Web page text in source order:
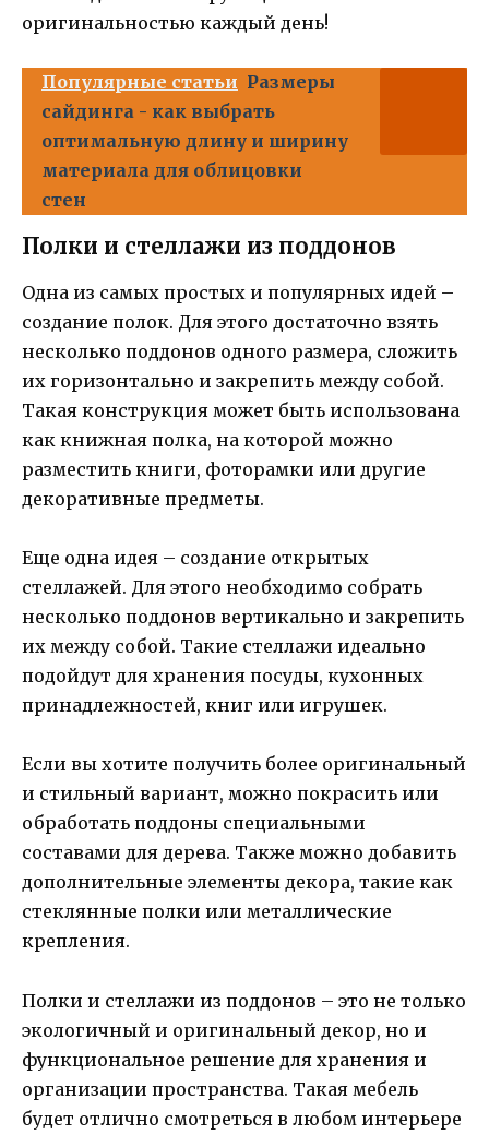
оригинальностью каждый день!
Популярные статьи Размеры
сайдинга - как выбрать
оптимальную длину и ширину
материала для облицовки
стен
Полки и стеллажи из поддонов
Одна из самых простых и популярных идей –
создание полок. Для этого достаточно взять
несколько поддонов одного размера, сложить
их горизонтально и закрепить между собой.
Такая конструкция может быть использована
как книжная полка, на которой можно
разместить книги, фоторамки или другие
декоративные предметы.
Еще одна идея – создание открытых
стеллажей. Для этого необходимо собрать
несколько поддонов вертикально и закрепить
их между собой. Такие стеллажи идеально
подойдут для хранения посуды, кухонных
принадлежностей, книг или игрушек.
Если вы хотите получить более оригинальный
и стильный вариант, можно покрасить или
обработать поддоны специальными
составами для дерева. Также можно добавить
дополнительные элементы декора, такие как
стеклянные полки или металлические
крепления.
Полки и стеллажи из поддонов – это не только
экологичный и оригинальный декор, но и
функциональное решение для хранения и
организации пространства. Такая мебель
будет отлично смотреться в любом интерьере